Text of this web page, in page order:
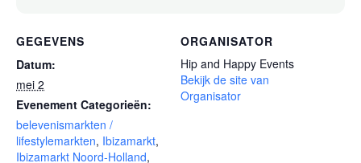
GEGEVENS
Datum:
mei 2
Evenement Categorieën:
belevenismarkten /
lifestylemarkten, Ibizamarkt,
Ibizamarkt Noord-Holland,
ORGANISATOR
Hip and Happy Events
Bekijk de site van
Organisator